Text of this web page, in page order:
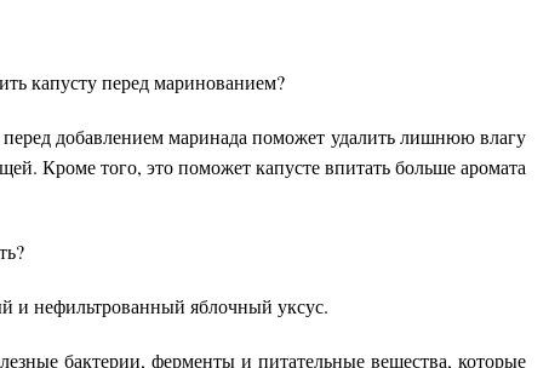
капусту перед маринованием?
добавлением маринада поможет удалить лишнюю влагу
Кроме того, это поможет капусте впитать больше аромата
и нефильтрованный яблочный уксус.
бактерии, ферменты и питательные вещества, которые